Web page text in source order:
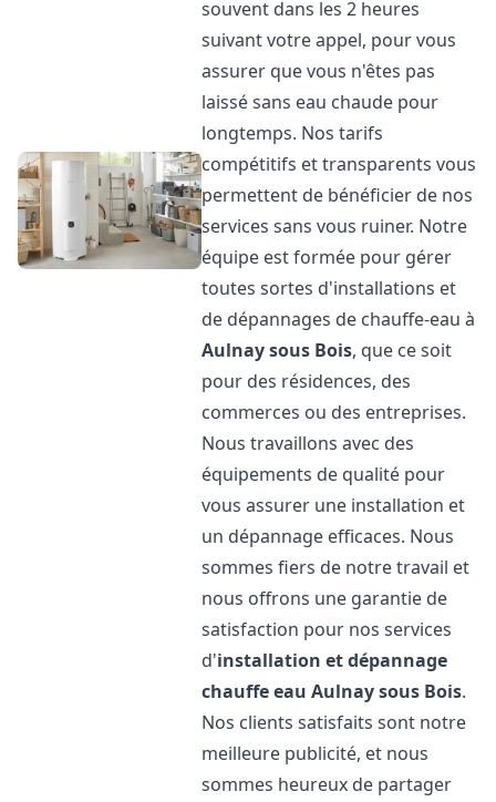
souvent dans les 2 heures
suivant votre appel, pour vous
assurer que vous n'êtes pas
laissé sans eau chaude pour
longtemps. Nos tarifs
compétitifs et transparents vous
permettent de bénéficier de nos
services sans vous ruiner. Notre
équipe est formée pour gérer
toutes sortes d'installations et
de dépannages de chauffe-eau à
Aulnay sous Bois, que ce soit
pour des résidences, des
commerces ou des entreprises.
Nous travaillons avec des
équipements de qualité pour
vous assurer une installation et
un dépannage efficaces. Nous
sommes fiers de notre travail et
nous offrons une garantie de
satisfaction pour nos services
d'installation et dépannage
chauffe eau Aulnay sous Bois.
Nos clients satisfaits sont notre
meilleure publicité, et nous
sommes heureux de partager